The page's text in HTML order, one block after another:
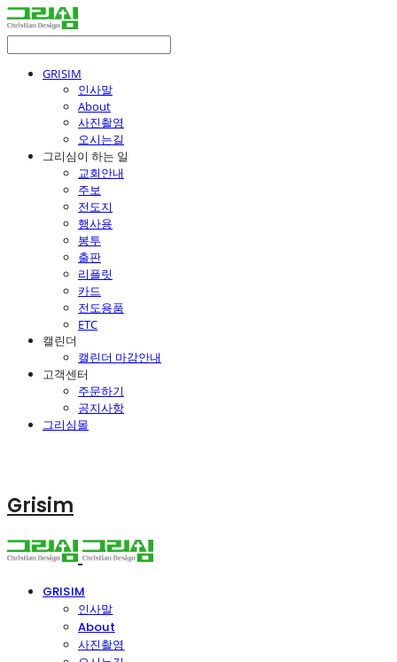
GRISIM
인사말
About
사진촬영
오시는길
그리심이 하는 일
교회안내
주보
전도지
행사용
봉투
출판
리플릿
카드
전도용품
ETC
캘린더
캘린더 마감안내
고객센터
주문하기
공지사항
그리심몰
Grisim
GRISIM
인사말
About
사진촬영